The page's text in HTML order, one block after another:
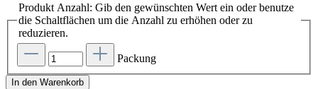
Produkt Anzahl: Gib den gewünschten Wert ein oder benutze
die Schaltflächen um die Anzahl zu erhöhen oder zu
reduzieren.
Packung
In den Warenkorb